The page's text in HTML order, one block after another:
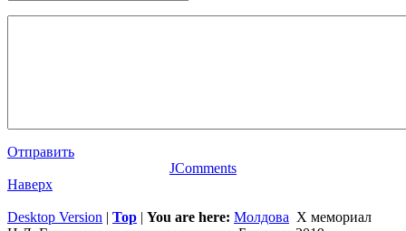
Отправить
JComments
Наверх
Desktop Version | Top | You are here: Молдова X мемориал